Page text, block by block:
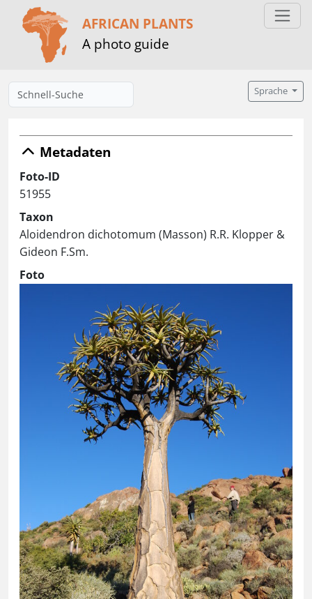
AFRICAN PLANTS
A photo guide
Sprache
Metadaten
Foto-ID
51955
Taxon
Aloidendron dichotomum (Masson) R.R. Klopper &
Gideon F.Sm.
Foto